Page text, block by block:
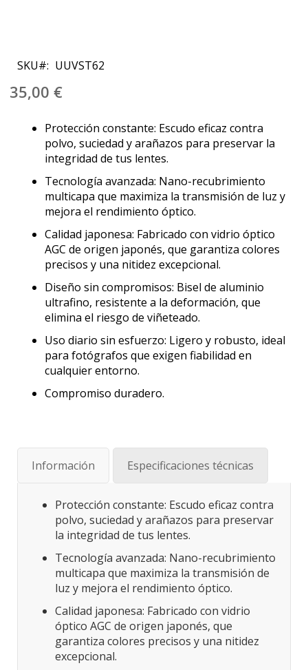
comienzo
de
la
imágenes
SKU UUVST62
35,00 €
Protección constante: Escudo eficaz contra
polvo, suciedad y arañazos para preservar la
integridad de tus lentes.
Tecnología avanzada: Nano-recubrimiento
multicapa que maximiza la transmisión de luz y
mejora el rendimiento óptico.
Calidad japonesa: Fabricado con vidrio óptico
AGC de origen japonés, que garantiza colores
precisos y una nitidez excepcional.
Diseño sin compromisos: Bisel de aluminio
ultrafino, resistente a la deformación, que
elimina el riesgo de viñeteado.
Uso diario sin esfuerzo: Ligero y robusto, ideal
para fotógrafos que exigen fiabilidad en
cualquier entorno.
Compromiso duradero.
Información Especificaciones técnicas
Protección constante: Escudo eficaz contra
polvo, suciedad y arañazos para preservar
la integridad de tus lentes.
Tecnología avanzada: Nano-recubrimiento
multicapa que maximiza la transmisión de
luz y mejora el rendimiento óptico.
Calidad japonesa: Fabricado con vidrio
óptico AGC de origen japonés, que
garantiza colores precisos y una nitidez
excepcional.